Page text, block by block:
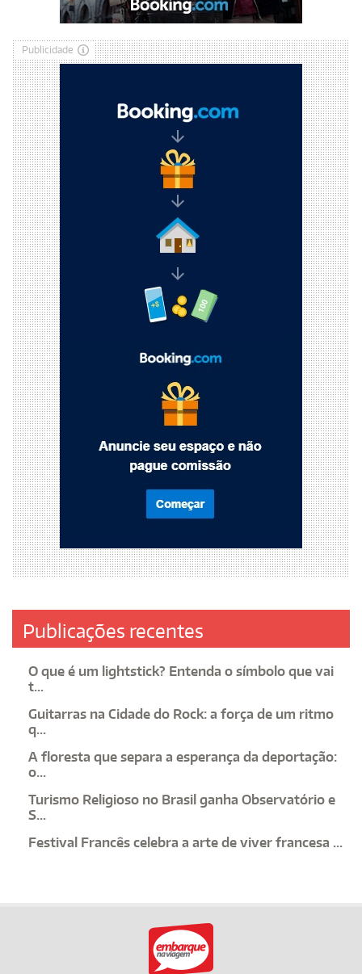
Publicidade
Publicações recentes
O que é um lightstick? Entenda o símbolo que vai
t...
Guitarras na Cidade do Rock: a força de um ritmo
q...
A floresta que separa a esperança da deportação:
o...
Turismo Religioso no Brasil ganha Observatório e
S...
Festival Francês celebra a arte de viver francesa ...